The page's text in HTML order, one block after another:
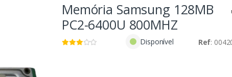
Memória Samsung 128MB
PC2-6400U 800MHZ
Disponível Ref: